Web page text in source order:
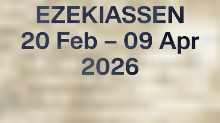
EZEKIASSEN
20 Feb – 09 Apr
2026